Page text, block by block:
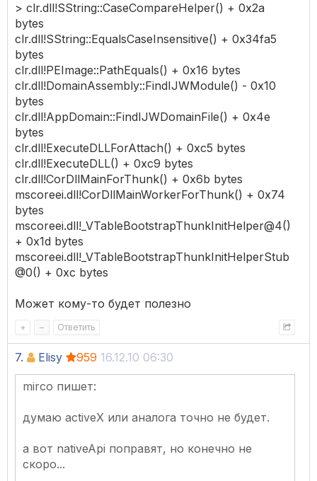
> clr.dll!SString::CaseCompareHelper() + 0x2a
bytes
clr.dll!SString::EqualsCaseInsensitive() + 0x34fa5
bytes
clr.dll!PEImage::PathEquals() + 0x16 bytes
clr.dll!DomainAssembly::FindIJWModule() - 0x10
bytes
clr.dll!AppDomain::FindIJWDomainFile() + 0x4e
bytes
clr.dll!ExecuteDLLForAttach() + 0xc5 bytes
clr.dll!ExecuteDLL() + 0xc9 bytes
clr.dll!CorDllMainForThunk() + 0x6b bytes
mscoreei.dll!CorDllMainWorkerForThunk() + 0x74
bytes
mscoreei.dll!_VTableBootstrapThunkInitHelper@4()
+ 0x1d bytes
mscoreei.dll!_VTableBootstrapThunkInitHelperStub
@0() + 0xc bytes
Может кому-то будет полезно
+ – Ответить
7. Elisy 959 16.12.10 06:30
mirco пишет:
думаю activeX или аналога точно не будет.
а вот nativeApi поправят, но конечно не
скоро...